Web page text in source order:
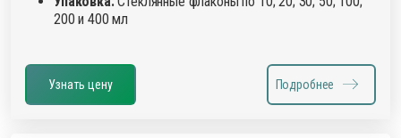
200 и 400 мл
Узнать цену Подробнее